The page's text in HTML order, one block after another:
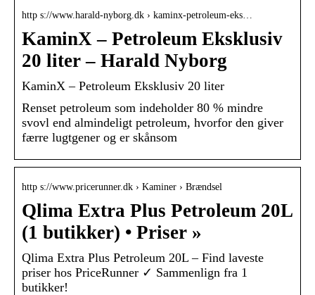
http s://www.harald-nyborg.dk › kaminx-petroleum-eks…
KaminX – Petroleum Eksklusiv
20 liter – Harald Nyborg
KaminX – Petroleum Eksklusiv 20 liter
Renset petroleum som indeholder 80 % mindre
svovl end almindeligt petroleum, hvorfor den giver
færre lugtgener og er skånsom
http s://www.pricerunner.dk › Kaminer › Brændsel
Qlima Extra Plus Petroleum 20L
(1 butikker) • Priser »
Qlima Extra Plus Petroleum 20L – Find laveste
priser hos PriceRunner ✓ Sammenlign fra 1
butikker!